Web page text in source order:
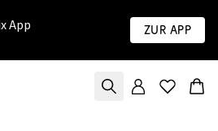
App Zur App